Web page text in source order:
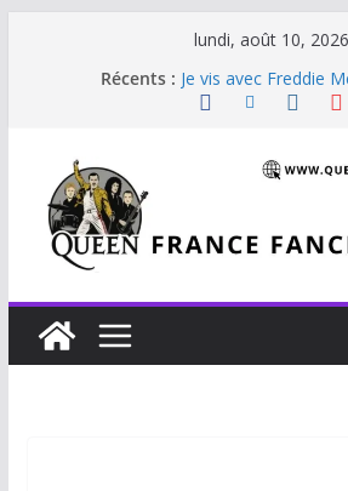
lundi, août 10, 2026
Récents : Je vis avec Freddie
Back Chat
The Cross : Liar